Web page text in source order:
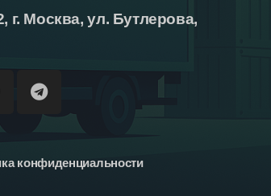
г. Москва, ул. Бутлерова,
конфиденциальности